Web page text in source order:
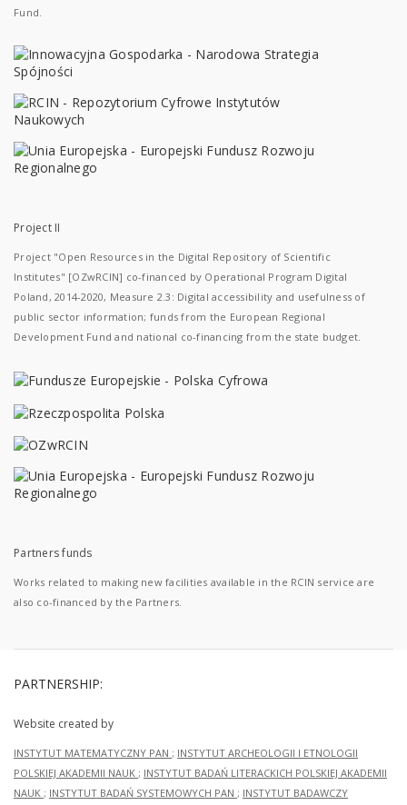
Fund.
Project II
Project "Open Resources in the Digital Repository of Scientific
Institutes" [OZwRCIN] co-financed by Operational Program Digital
Poland, 2014-2020, Measure 2.3: Digital accessibility and usefulness of
public sector information; funds from the European Regional
Development Fund and national co-financing from the state budget.
Partners funds
Works related to making new facilities available in the RCIN service are
also co-financed by the Partners.
PARTNERSHIP:
Website created by
INSTYTUT MATEMATYCZNY PAN ; INSTYTUT ARCHEOLOGII I ETNOLOGII
POLSKIEJ AKADEMII NAUK ; INSTYTUT BADAŃ LITERACKICH POLSKIEJ AKADEMII
NAUK ; INSTYTUT BADAŃ SYSTEMOWYCH PAN ; INSTYTUT BADAWCZY